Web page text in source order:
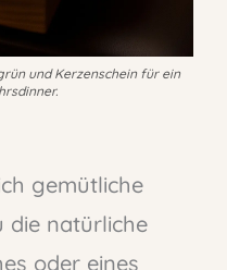
und Kerzenschein für ein
gemütliche
die natürliche
oder eines